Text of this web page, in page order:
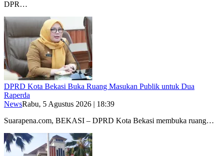
DPR…
DPRD Kota Bekasi Buka Ruang Masukan Publik untuk Dua
Raperda
NewsRabu, 5 Agustus 2026 | 18:39
Suarapena.com, BEKASI – DPRD Kota Bekasi membuka ruang…